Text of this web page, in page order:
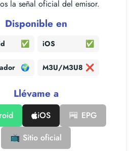
la señal oficial del emisor.
Disponible en
✅ iOS ✅
🌍 M3U/M3U8 ❌
Llévame a
iOS
📰 EPG
📺 Sitio oficial